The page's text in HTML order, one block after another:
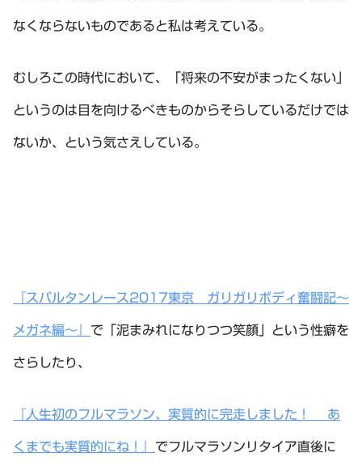
なくならないものであると私は考えている。
むしろこの時代において、「将来の不安がまったくない」
というのは目を向けるべきものからそらしているだけでは
ないか、という気さえしている。
『スパルタンレース2017東京 ガリガリボディ奮闘記～
メガネ編～』 で「泥まみれになりつつ笑顔」という性癖を
さらしたり、
『人生初のフルマラソン、実質的に完走しました！ あ
くまでも実質的にね！』 でフルマラソンリタイア直後に